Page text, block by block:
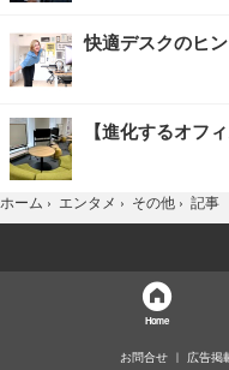
快適デスクのヒ
【進化するオフィ
ホーム › エンタメ › その他 › 記事
Home
お問合せ 広告掲